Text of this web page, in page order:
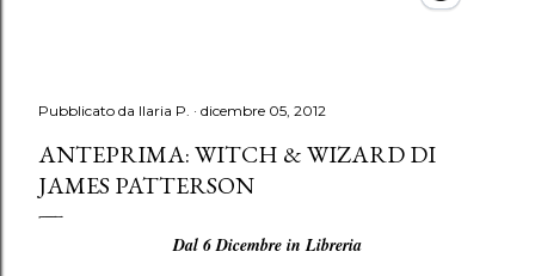
Pubblicato da Ilaria P. dicembre 05, 2012
ANTEPRIMA: WITCH & WIZARD DI
JAMES PATTERSON
Dal 6 Dicembre in Libreria